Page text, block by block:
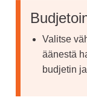
Valitse
äänestä
budjetin